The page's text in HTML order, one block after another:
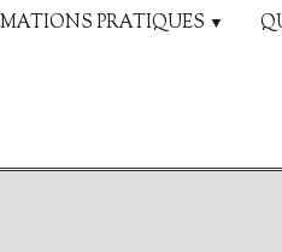
PRATIQUES ▼